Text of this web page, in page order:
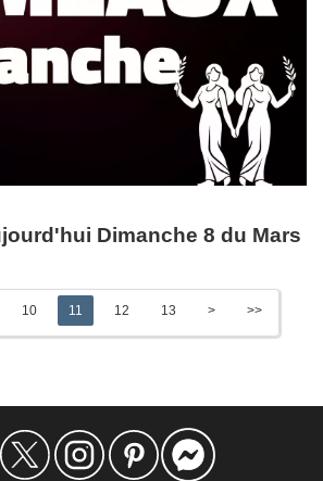
Dimanche 8 du Mars
10 11 12 13 > >>